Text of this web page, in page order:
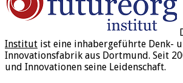
Institut ist eine inhabergeführte Denk-
Innovationsfabrik aus Dortmund. Seit
und Innovationen seine Leidenschaft.